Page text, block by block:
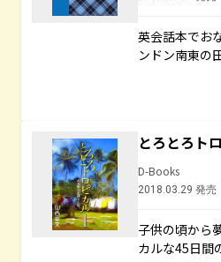
英会話本でお
ンドン南東の
とろとろト
D-Books
2018.03.29 発売
子供の頃から
カルな45日間